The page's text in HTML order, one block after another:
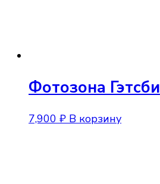
Фотозона Гэтсби
7,900 ₽ В корзину